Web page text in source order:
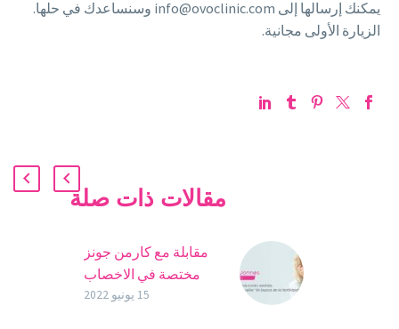
يمكنك إرسالها إلى info@ovoclinic.com وسنساعدك في حلها.
الزيارة الأولى مجانية.
مقالات ذات صلة
مقابلة مع كارمن جونز
مختصة في الاخصاب
المساعد 15 يونيو 2022